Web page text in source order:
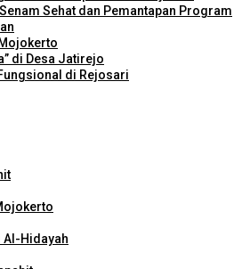
Sehat dan Pemantapan Program
di Desa Jatirejo
di Rejosari
Al-Hidayah